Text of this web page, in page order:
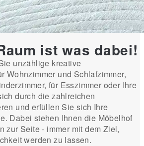
ist was dabei!
unzählige kreative
Wohnzimmer und Schlafzimmer,
für Esszimmer oder Ihre
durch die zahlreichen
und erfüllen Sie sich Ihre
Dabei stehen Ihnen die Möbelhof
zur Seite - immer mit dem Ziel,
werden zu lassen.